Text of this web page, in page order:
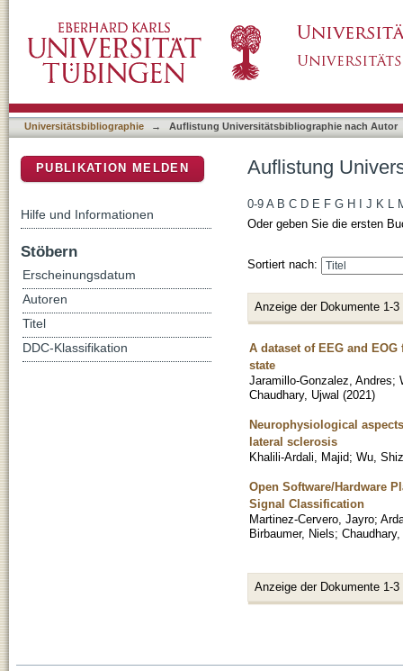
Universitätsbibliographie → Auflistung Universitätsbibliographie nach Autor
Auflistung
0-9 A B C D E F G H J K L
Oder geben Sie die ersten
Sortiert nach:
Anzeige der Dokumente 1-3
A dataset of EEG and
state
Jaramillo-Gonzalez, Andres;
Chaudhary, Ujwal (2021)
Neurophysiological
lateral sclerosis
Khalili-Ardali, Majid; Wu,
Open Software/Hardware
Signal Classification
Martinez-Cervero, Jayro;
Birbaumer, Niels;
Anzeige der Dokumente 1-3
PUBLIKATION MELDEN
Hilfe und Informationen
Stöbern
Erscheinungsdatum
Autoren
Titel
DDC-Klassifikation